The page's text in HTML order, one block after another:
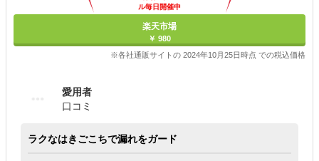
ル毎日開催中
楽天市場
￥ 980
※各社通販サイトの 2024年10月25日時点 での税込価格
愛用者
口コミ
ラクなはきごこちで漏れをガード